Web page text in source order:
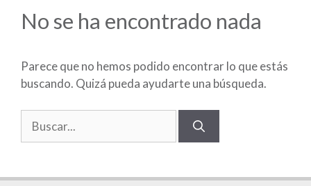
No se ha encontrado nada
Parece que no hemos podido encontrar lo que estás
buscando. Quizá pueda ayudarte una búsqueda.